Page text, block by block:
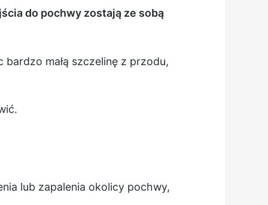
do pochwy zostają ze sobą
małą szczelinę z przodu,
lub zapalenia okolicy pochwy,